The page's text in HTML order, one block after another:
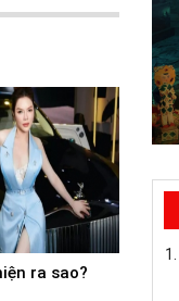
ra sao?